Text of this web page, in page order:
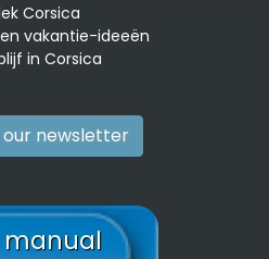
Corsica
vakantie-ideeën
in Corsica
newsletter
manual